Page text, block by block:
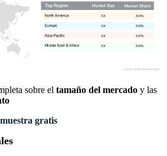
XX%
XX
XX%
XX
XX%
XX
XX%
XX
sobre el tamaño del mercado y las
gratis